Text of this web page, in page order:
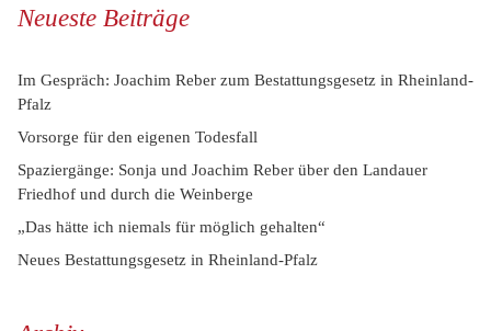
Neueste Beiträge
Im Gespräch: Joachim Reber zum Bestattungsgesetz in Rheinland-
Pfalz
Vorsorge für den eigenen Todesfall
Spaziergänge: Sonja und Joachim Reber über den Landauer
Friedhof und durch die Weinberge
„Das hätte ich niemals für möglich gehalten“
Neues Bestattungsgesetz in Rheinland-Pfalz